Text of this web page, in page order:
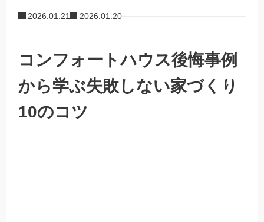
2026.01.21 2026.01.20
コンフォートハウス後悔事例
から学ぶ失敗しない家づくり
10のコツ